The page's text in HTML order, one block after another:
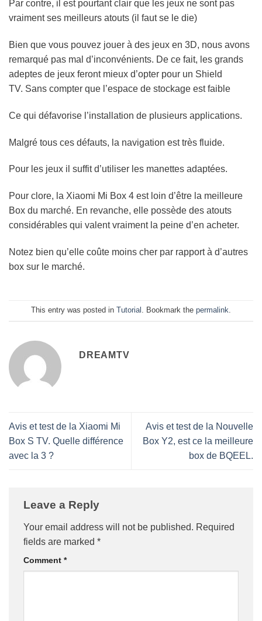
Par contre, il est pourtant clair que les jeux ne sont pas
vraiment ses meilleurs atouts (il faut se le die)
Bien que vous pouvez jouer à des jeux en 3D, nous avons
remarqué pas mal d’inconvénients. De ce fait, les grands
adeptes de jeux feront mieux d’opter pour un Shield
TV. Sans compter que l’espace de stockage est faible
Ce qui défavorise l’installation de plusieurs applications.
Malgré tous ces défauts, la navigation est très fluide.
Pour les jeux il suffit d’utiliser les manettes adaptées.
Pour clore, la Xiaomi Mi Box 4 est loin d’être la meilleure
Box du marché. En revanche, elle possède des atouts
considérables qui valent vraiment la peine d’en acheter.
Notez bien qu’elle coûte moins cher par rapport à d’autres
box sur le marché.
This entry was posted in Tutorial . Bookmark the permalink.
DREAMTV
Avis et test de la Xiaomi Mi
Box S TV. Quelle différence
avec la 3 ?
Avis et test de la Nouvelle
Box Y2, est ce la meilleure
box de BQEEL.
Leave a Reply
Your email address will not be published. Required
fields are marked *
Comment *